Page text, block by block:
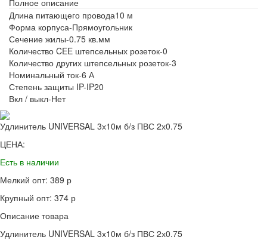
Полное описание
Длина питающего провода10 м
Форма корпуса-Прямоугольник
Сечение жилы-0.75 кв.мм
Количество CEE штепсельных розеток-0
Количество других штепсельных розеток-3
Номинальный ток-6 А
Степень защиты IP-IP20
Вкл / выкл-Нет
Удлинитель UNIVERSAL 3х10м б/з ПВС 2х0.75
ЦЕНА:
Есть в наличии
Мелкий опт: 389 р
Крупный опт: 374 р
Описание товара
Удлинитель UNIVERSAL 3х10м б/з ПВС 2х0.75